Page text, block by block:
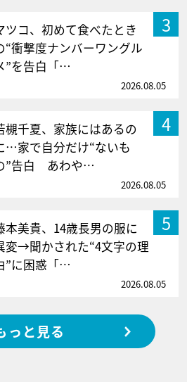
3
ツコ、初めて食べたとき
“衝撃度ナンバーワングル
”を告白「…
2026.08.05
4
槻千夏、家族にはあるの
…家で自分だけ“ないも
”告白 あわや…
2026.08.05
5
本美貴、14歳長男の服に
変→聞かされた“4文字の理
”に困惑「…
2026.08.05
っと見る